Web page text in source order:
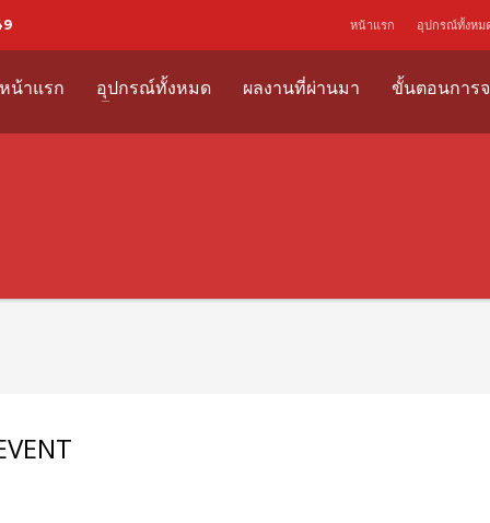
หน้าแรก อุปกรณ์ทั้งหม
หน้าแรก อุปกรณ์ทั้งหมด ผลงานที่ผ่านมา ขั้นตอนการ